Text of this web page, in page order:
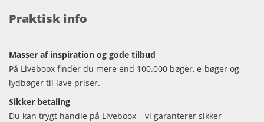
Praktisk info
Masser af inspiration og gode tilbud
På Liveboox finder du mere end 100.000 bøger, e-bøger og
lydbøger til lave priser.
Sikker betaling
Du kan trygt handle på Liveboox – vi garanterer sikker